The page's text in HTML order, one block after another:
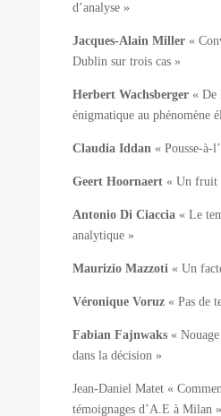
d’analyse »
Jacques-Alain Miller«
Dublin sur trois cas »
Herbert Wachsberger« De
énigmatique au phénomène
Claudia Iddan« Pousse-à-
Geert Hoornaert« Un fruit
Antonio Di Ciaccia« Le
analytique »
Maurizio Mazzoti« Un
Véronique Voruz« Pas de
Fabian Fajnwaks« Nouage
dans la décision »
Jean-Daniel Matet «
témoignages d’A.E à Milan »